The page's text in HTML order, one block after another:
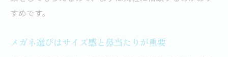
すめです。
メガネ選びはサイズ感と鼻当たりが重要